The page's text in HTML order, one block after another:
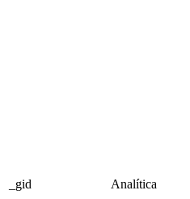
_gid Analítica